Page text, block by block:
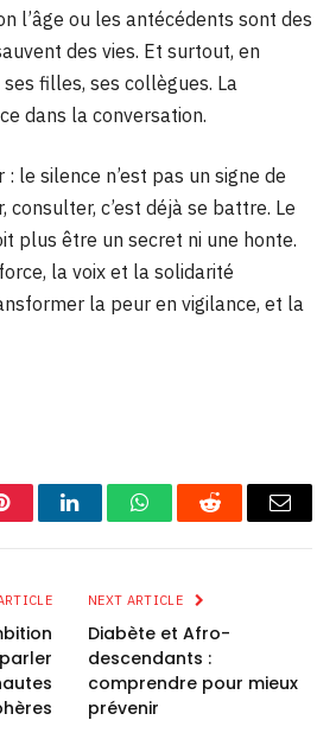
l’âge ou les antécédents sont des
des vies. Et surtout, en
filles, ses collègues. La
dans la conversation.
le silence n’est pas un signe de
consulter, c’est déjà se battre. Le
plus être un secret ni une honte.
la voix et la solidarité
la peur en vigilance, et la
LinkedInWhatsAppReddit Email
NEXT ARTICLE
Diabète et Afro-
descendants :
comprendre pour mieux
prévenir